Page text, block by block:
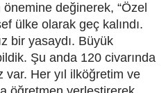
değinerek, “Özel
ülke olarak geç kalındı.
bir yasaydı. Büyük
Şu anda 120 civarında
Her yıl ilköğretim ve